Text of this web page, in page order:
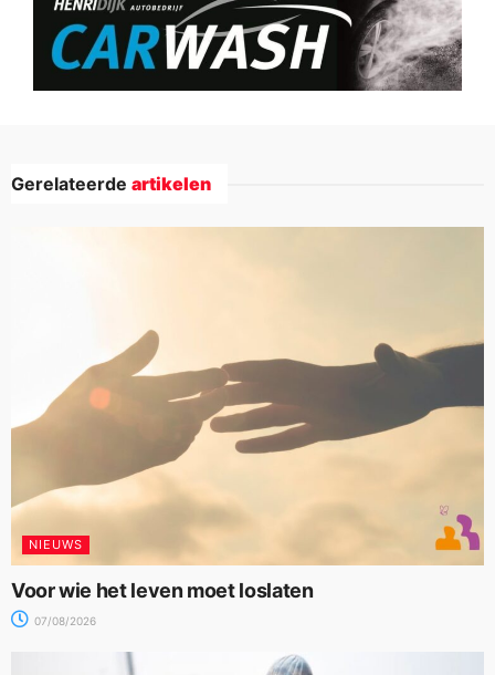
Gerelateerde artikelen
NIEUWS
Voor wie het leven moet loslaten
07/08/2026